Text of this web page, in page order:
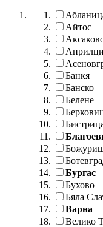
Айтос
Априлци
Банкя
Банско
Белене
Бургас
Бухово
Бяла
Варна
Велико